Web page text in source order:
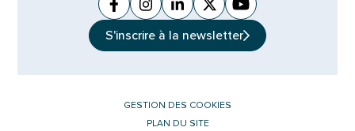
Facebook
(ouverture dans un nouvel onglet)
Instagram
(ouverture dans un nouvel
Linkedin
(ouverture dans un nouvel
X (Twitter)
(ouverture dans un
YouTube
(ouverture dans
S'inscrire à la newsletter
GESTION DES COOKIES
PLAN DU SITE